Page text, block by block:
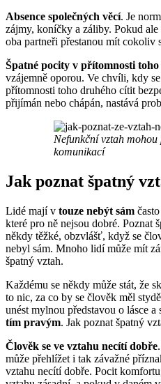
Absence společných věcí. Je
zájmy, koníčky a záliby. Pokud
oba partneři přestanou mít cokoliv
Špatné pocity v přítomnosti
vzájemně oporou. Ve chvíli, kdy
přítomnosti toho druhého cítit
přijímán nebo chápán, nastává
Nefunkční vztah
komunikací
Jak poznat špatný
Lidé mají v touze nebýt sám
které pro ně nejsou dobré. Poznat
někdy těžké, obzvlášť, když se
nebyl sám. Mnoho lidí může mít
špatný vztah.
Každému se někdy může stát, že
to nic, za co by se člověk měl
unést mylnou představou o lásce
tím pravým. Jak poznat špatný
Člověk se ve vztahu necítí dobře
může přehlížet i tak závažné
vztahu necítí dobře. Pocit